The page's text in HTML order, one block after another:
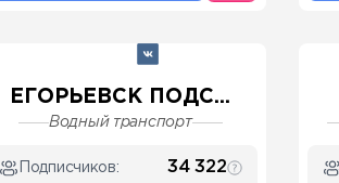
ЕГОРЬЕВСК ПОДС...
Водный транспорт
Подписчиков: 34 322